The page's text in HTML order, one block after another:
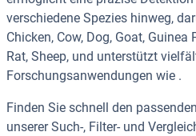
verschiedene Spezies hinweg,
Chicken, Cow, Dog, Goat, Guinea
Rat, Sheep, und unterstützt
Forschungsanwendungen wie .
Finden Sie schnell den
unserer Such-, Filter- und